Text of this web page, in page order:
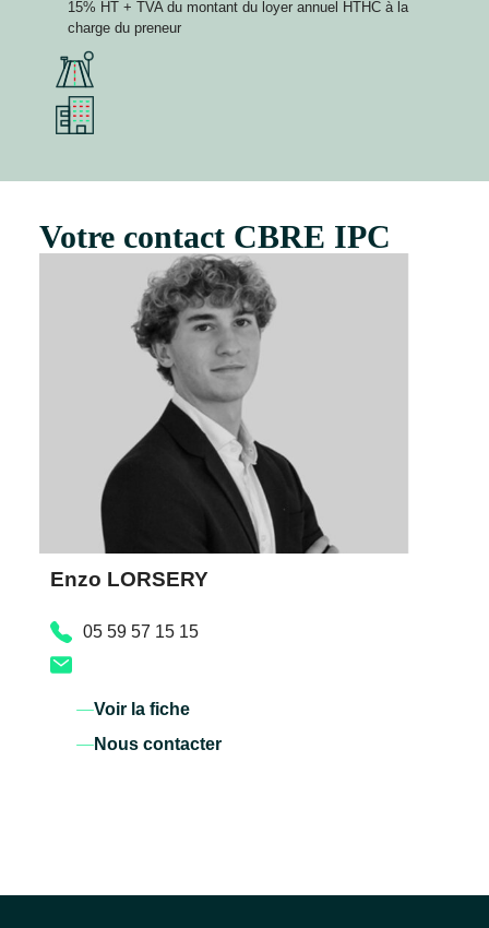
15% HT + TVA du montant du loyer annuel HTHC à la
charge du preneur
Votre contact CBRE IPC
Enzo LORSERY
05 59 57 15 15
Voir la fiche
Nous contacter